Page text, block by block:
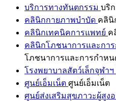
บริการทางทันตกรรม บริ
คลินิกกายภาพบำบัด คลินิ
คลินิกเทคนิคการแพทย์ ค
คลินิกโภชนาการและกา
โภชนาการและการกำหน
โรงพยาบาลสัตว์เล็กจุฬาฯ
ศูนย์เอ็มเน็ต ศูนย์เอ็มเน็ต
ศูนย์ส่งเสริมสุขภาวะผู้สูง